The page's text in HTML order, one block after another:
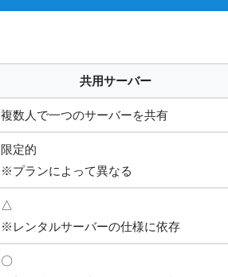
共用サーバー
複数人で一つのサーバーを共有
限定的
※プランによって異なる
△
※レンタルサーバーの仕様に依存
〇